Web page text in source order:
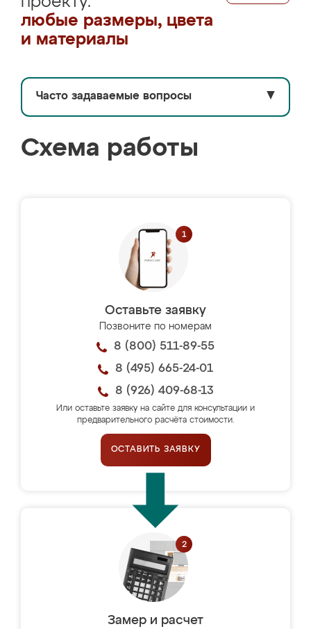
любые размеры, цвета
и материалы
Часто задаваемые вопросы ▼
Схема работы
Оставьте заявку
Позвоните по номерам
8 (800) 511-89-55
8 (495) 665-24-01
8 (926) 409-68-13
Или оставьте заявку на сайте для консультации и
предварительного расчёта стоимости.
ОСТАВИТЬ ЗАЯВКУ
Замер и расчет